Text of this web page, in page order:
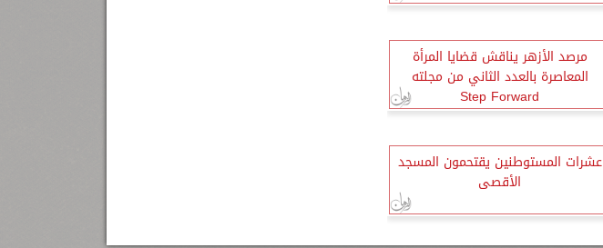
مرصد الأزهر يناقش قضايا المرأة
المعاصرة بالعدد الثاني من مجلته
Step Forward
عشرات المستوطنين يقتحمون المسجد
الأقصى